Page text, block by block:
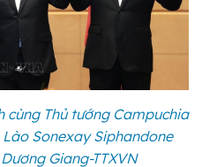
cùng Thủ tướng Campuchia
Sonexay Siphandone
Giang-TTXVN